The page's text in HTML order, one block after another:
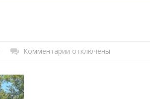
Комментарии котключены